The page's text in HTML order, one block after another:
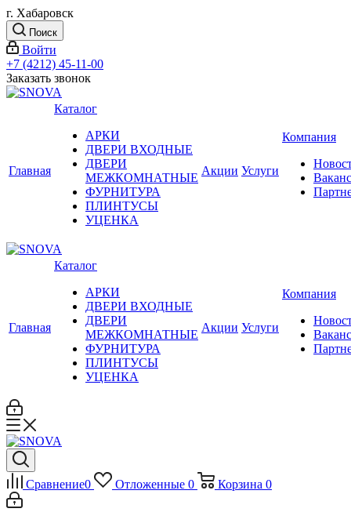
г. Хабаровск
Поиск
Войти
+7 (4212) 45-11-00
Заказать звонок
Главная
Каталог
АРКИ
ДВЕРИ ВХОДНЫЕ
ДВЕРИ
МЕЖКОМНАТНЫЕ
ФУРНИТУРА
ПЛИНТУСЫ
УЦЕНКА
Акции Услуги
Компания
Главная
Каталог
АРКИ
ДВЕРИ ВХОДНЫЕ
ДВЕРИ
МЕЖКОМНАТНЫЕ
ФУРНИТУРА
ПЛИНТУСЫ
УЦЕНКА
Акции Услуги
Компания
Сравнение0 Отложенные 0 Корзина 0